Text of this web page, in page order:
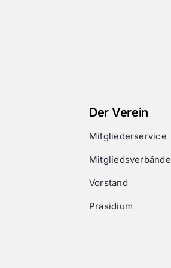
Der Verein
Mitgliederservice
Mitgliedsverbände
Vorstand
Präsidium